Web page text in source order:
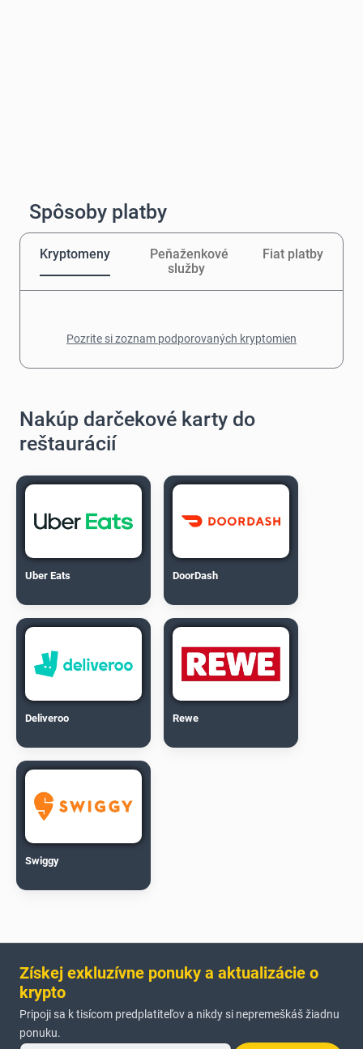
Spôsoby platby
Kryptomeny
Peňaženkové
služby
Fiat platby
Pozrite si zoznam podporovaných kryptomien
Nakúp darčekové karty do
reštaurácií
Uber Eats DoorDash
Deliveroo Rewe
Swiggy
Získej exkluzívne ponuky a aktualizácie o
krypto
Pripoji sa k tisícom predplatiteľov a nikdy si nepremeškáš žiadnu
ponuku.